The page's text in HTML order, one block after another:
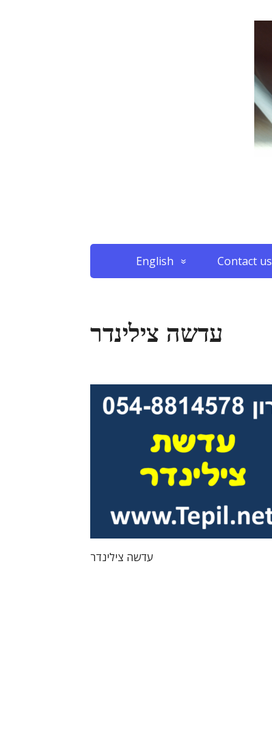
English Contact us
עדשה צילינדר
עדשה צילינדר